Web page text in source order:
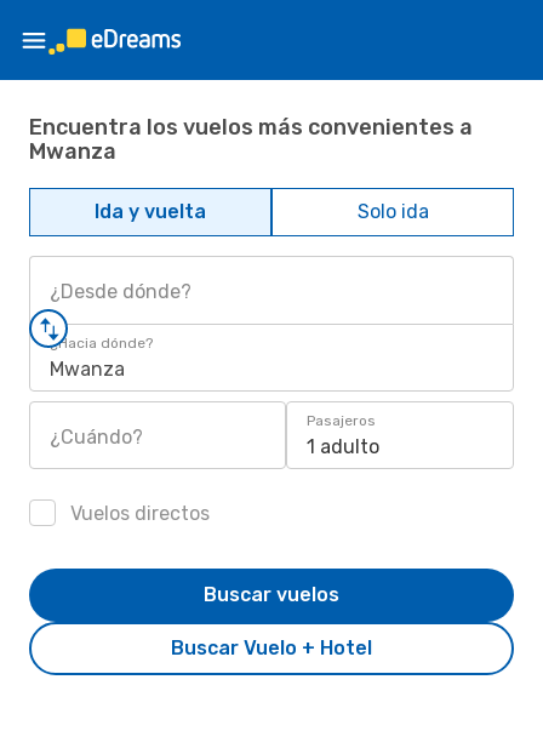
Encuentra los vuelos más convenientes a
Mwanza
Ida y vuelta Solo ida
¿Desde dónde?
¿Hacia dónde?
Mwanza
¿Cuándo?
Pasajeros
1 adulto
Vuelos directos
Buscar Vuelo + Hotel
Buscar vuelos